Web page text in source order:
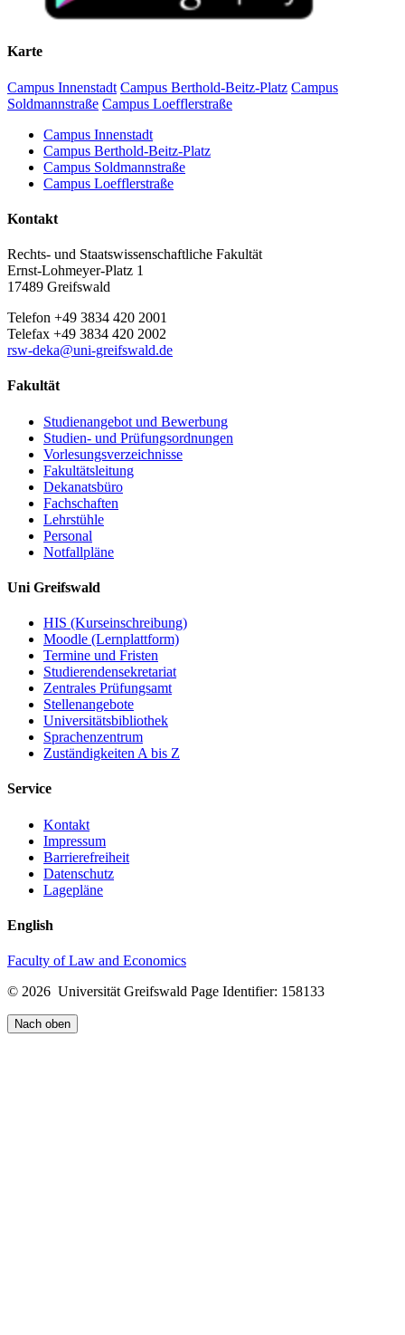
Karte
Campus Innenstadt Campus Berthold-Beitz-Platz Campus
Soldmannstraße Campus Loefflerstraße
Campus Innenstadt
Campus Berthold-Beitz-Platz
Campus Soldmannstraße
Campus Loefflerstraße
Kontakt
Rechts- und Staatswissenschaftliche Fakultät
Ernst-Lohmeyer-Platz 1
17489 Greifswald
Telefon +49 3834 420 2001
Telefax +49 3834 420 2002
rsw-deka@uni-greifswald.de
Fakultät
Studienangebot und Bewerbung
Studien- und Prüfungsordnungen
Vorlesungsverzeichnisse
Fakultätsleitung
Dekanatsbüro
Fachschaften
Lehrstühle
Personal
Notfallpläne
Uni Greifswald
HIS (Kurseinschreibung)
Moodle (Lernplattform)
Termine und Fristen
Studierendensekretariat
Zentrales Prüfungsamt
Stellenangebote
Universitätsbibliothek
Sprachenzentrum
Zuständigkeiten A bis Z
Service
Kontakt
Impressum
Barrierefreiheit
Datenschutz
Lagepläne
English
Faculty of Law and Economics
© 2026 Universität Greifswald Page Identifier: 158133
Nach oben